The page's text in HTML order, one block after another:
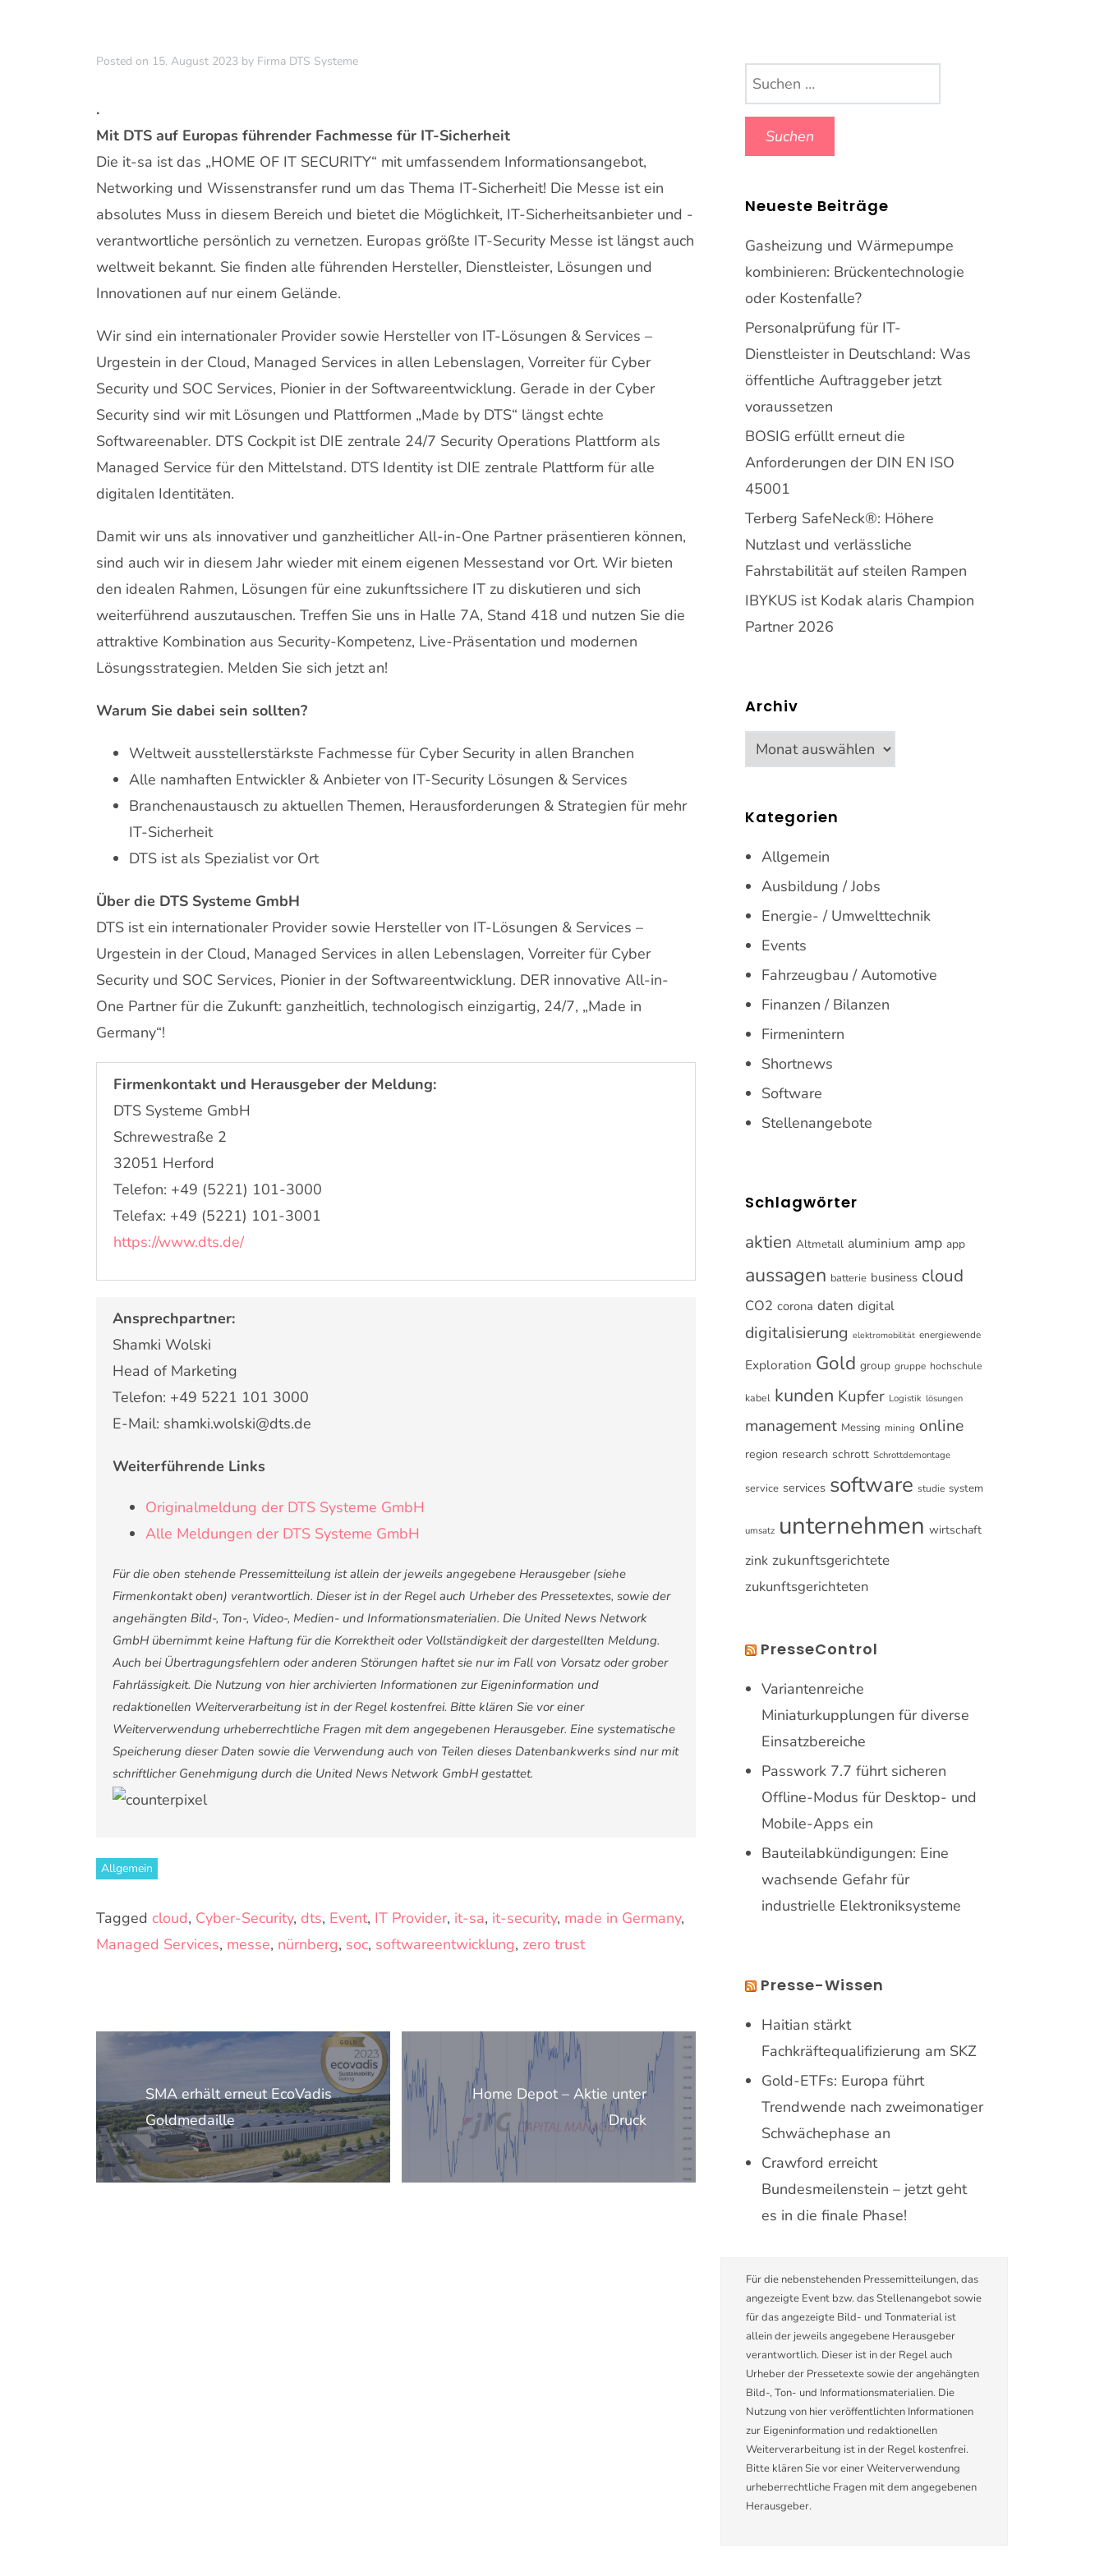
Posted on 15. August 2023 by Firma DTS Systeme
.
Mit DTS auf Europas führender Fachmesse für IT-Sicherheit
Die it-sa ist das „HOME OF IT SECURITY“ mit umfassendem Informationsangebot,
Networking und Wissenstransfer rund um das Thema IT-Sicherheit! Die Messe ist ein
absolutes Muss in diesem Bereich und bietet die Möglichkeit, IT-Sicherheitsanbieter und -
verantwortliche persönlich zu vernetzen. Europas größte IT-Security Messe ist längst auch
weltweit bekannt. Sie finden alle führenden Hersteller, Dienstleister, Lösungen und
Innovationen auf nur einem Gelände.
Wir sind ein internationaler Provider sowie Hersteller von IT-Lösungen & Services –
Urgestein in der Cloud, Managed Services in allen Lebenslagen, Vorreiter für Cyber
Security und SOC Services, Pionier in der Softwareentwicklung. Gerade in der Cyber
Security sind wir mit Lösungen und Plattformen „Made by DTS“ längst echte
Softwareenabler. DTS Cockpit ist DIE zentrale 24/7 Security Operations Plattform als
Managed Service für den Mittelstand. DTS Identity ist DIE zentrale Plattform für alle
digitalen Identitäten.
Damit wir uns als innovativer und ganzheitlicher All-in-One Partner präsentieren können,
sind auch wir in diesem Jahr wieder mit einem eigenen Messestand vor Ort. Wir bieten
den idealen Rahmen, Lösungen für eine zukunftssichere IT zu diskutieren und sich
weiterführend auszutauschen. Treffen Sie uns in Halle 7A, Stand 418 und nutzen Sie die
attraktive Kombination aus Security-Kompetenz, Live-Präsentation und modernen
Lösungsstrategien. Melden Sie sich jetzt an!
Warum Sie dabei sein sollten?
Weltweit ausstellerstärkste Fachmesse für Cyber Security in allen Branchen
Alle namhaften Entwickler & Anbieter von IT-Security Lösungen & Services
Branchenaustausch zu aktuellen Themen, Herausforderungen & Strategien für mehr
IT-Sicherheit
DTS ist als Spezialist vor Ort
Über die DTS Systeme GmbH
DTS ist ein internationaler Provider sowie Hersteller von IT-Lösungen & Services –
Urgestein in der Cloud, Managed Services in allen Lebenslagen, Vorreiter für Cyber
Security und SOC Services, Pionier in der Softwareentwicklung. DER innovative All-in-
One Partner für die Zukunft: ganzheitlich, technologisch einzigartig, 24/7, „Made in
Germany“!
Firmenkontakt und Herausgeber der Meldung:
DTS Systeme GmbH
Schrewestraße 2
32051 Herford
Telefon: +49 (5221) 101-3000
Telefax: +49 (5221) 101-3001
https://www.dts.de/
Ansprechpartner:
Shamki Wolski
Head of Marketing
Telefon: +49 5221 101 3000
E-Mail: shamki.wolski@dts.de
Weiterführende Links
Originalmeldung der DTS Systeme GmbH
Alle Meldungen der DTS Systeme GmbH
Für die oben stehende Pressemitteilung ist allein der jeweils angegebene Herausgeber (siehe
Firmenkontakt oben) verantwortlich. Dieser ist in der Regel auch Urheber des Pressetextes, sowie der
angehängten Bild-, Ton-, Video-, Medien- und Informationsmaterialien. Die United News Network
GmbH übernimmt keine Haftung für die Korrektheit oder Vollständigkeit der dargestellten Meldung.
Auch bei Übertragungsfehlern oder anderen Störungen haftet sie nur im Fall von Vorsatz oder grober
Fahrlässigkeit. Die Nutzung von hier archivierten Informationen zur Eigeninformation und
redaktionellen Weiterverarbeitung ist in der Regel kostenfrei. Bitte klären Sie vor einer
Weiterverwendung urheberrechtliche Fragen mit dem angegebenen Herausgeber. Eine systematische
Speicherung dieser Daten sowie die Verwendung auch von Teilen dieses Datenbankwerks sind nur mit
schriftlicher Genehmigung durch die United News Network GmbH gestattet.
Allgemein
Tagged cloud, Cyber-Security, dts, Event, IT Provider, it-sa, it-security, made in Germany,
Managed Services, messe, nürnberg, soc, softwareentwicklung, zero trust
Beitragsnavigation
SMA erhält erneut EcoVadis
Goldmedaille
Home Depot – Aktie unter
Druck
Suchen
nach:
Neueste Beiträge
Gasheizung und Wärmepumpe
kombinieren: Brückentechnologie
oder Kostenfalle?
Personalprüfung für IT-
Dienstleister in Deutschland: Was
öffentliche Auftraggeber jetzt
voraussetzen
BOSIG erfüllt erneut die
Anforderungen der DIN EN ISO
45001
Terberg SafeNeck®: Höhere
Nutzlast und verlässliche
Fahrstabilität auf steilen Rampen
IBYKUS ist Kodak alaris Champion
Partner 2026
Archiv
Archiv
Kategorien
Allgemein
Ausbildung / Jobs
Energie- / Umwelttechnik
Events
Fahrzeugbau / Automotive
Finanzen / Bilanzen
Firmenintern
Shortnews
Software
Stellenangebote
Schlagwörter
aktien Altmetall aluminium amp app
aussagen batterie business cloud
CO2 corona daten digital
digitalisierung elektromobilität energiewende
Exploration Gold group gruppe hochschule
kabel kunden Kupfer Logistik lösungen
management Messing mining online
region research schrott Schrottdemontage
service services software studie system
umsatz unternehmen wirtschaft
zink zukunftsgerichtete
zukunftsgerichteten
PresseControl
Variantenreiche
Miniaturkupplungen für diverse
Einsatzbereiche
Passwork 7.7 führt sicheren
Offline-Modus für Desktop- und
Mobile-Apps ein
Bauteilabkündigungen: Eine
wachsende Gefahr für
industrielle Elektroniksysteme
Presse-Wissen
Haitian stärkt
Fachkräftequalifizierung am SKZ
Gold-ETFs: Europa führt
Trendwende nach zweimonatiger
Schwächephase an
Crawford erreicht
Bundesmeilenstein – jetzt geht
es in die finale Phase!
Für die nebenstehenden Pressemitteilungen, das
angezeigte Event bzw. das Stellenangebot sowie
für das angezeigte Bild- und Tonmaterial ist
allein der jeweils angegebene Herausgeber
verantwortlich. Dieser ist in der Regel auch
Urheber der Pressetexte sowie der angehängten
Bild-, Ton- und Informationsmaterialien. Die
Nutzung von hier veröffentlichten Informationen
zur Eigeninformation und redaktionellen
Weiterverarbeitung ist in der Regel kostenfrei.
Bitte klären Sie vor einer Weiterverwendung
urheberrechtliche Fragen mit dem angegebenen
Herausgeber.